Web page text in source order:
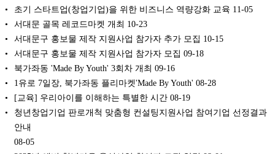
초기 스타트업(창업기업)을 위한 비즈니스 역량강화 교육 11-05
서대문 골목 레코드마켓 개최 10-23
서대문구 홍보물 제작 지원사업 참가자 추가 모집 10-15
서대문구 홍보물 제작 지원사업 참가자 모집 09-18
북가좌동 'Made By Youth' 3회차 개최 09-16
1유로 7일장, 북가좌동 플리마켓'Made By Youth' 08-28
[교육] 우리아이를 이해하는 특별한 시간 08-19
청년창업기업 판로개척 맞춤형 컨설팅지원사업 참여기업 선정결과
안내
08-05